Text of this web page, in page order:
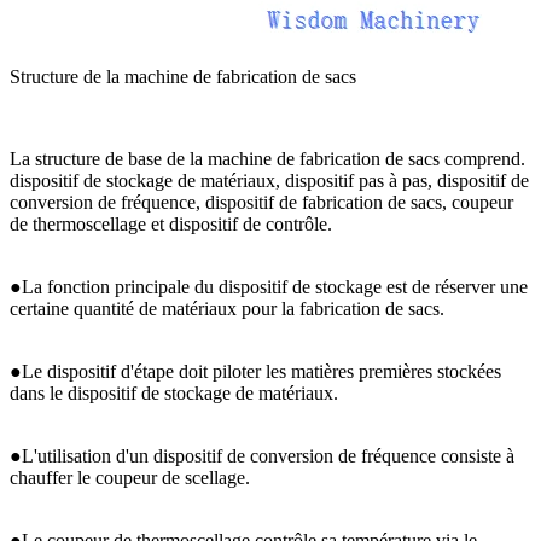
Structure de la machine de fabrication de sacs
La structure de base de la machine de fabrication de sacs comprend.
dispositif de stockage de matériaux, dispositif pas à pas, dispositif de
conversion de fréquence, dispositif de fabrication de sacs, coupeur
de thermoscellage et dispositif de contrôle.
●La fonction principale du dispositif de stockage est de réserver une
certaine quantité de matériaux pour la fabrication de sacs.
●Le dispositif d'étape doit piloter les matières premières stockées
dans le dispositif de stockage de matériaux.
●L'utilisation d'un dispositif de conversion de fréquence consiste à
chauffer le coupeur de scellage.